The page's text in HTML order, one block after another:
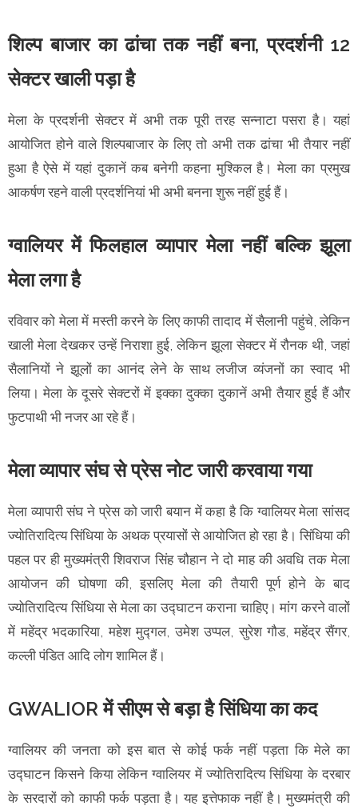
शिल्प बाजार का ढांचा तक नहीं बना, प्रदर्शनी 12
सेक्टर खाली पड़ा है
मेला के प्रदर्शनी सेक्टर में अभी तक पूरी तरह सन्नाटा पसरा है। यहां
आयोजित होने वाले शिल्पबाजार के लिए तो अभी तक ढांचा भी तैयार नहीं
हुआ है ऐसे में यहां दुकानें कब बनेगी कहना मुश्किल है। मेला का प्रमुख
आकर्षण रहने वाली प्रदर्शनियां भी अभी बनना शुरू नहीं हुई हैं।
ग्वालियर में फिलहाल व्यापार मेला नहीं बल्कि झूला
मेला लगा है
रविवार को मेला में मस्ती करने के लिए काफी तादाद में सैलानी पहुंचे, लेकिन
खाली मेला देखकर उन्हें निराशा हुई, लेकिन झूला सेक्टर में रौनक थी, जहां
सैलानियों ने झूलों का आनंद लेने के साथ लजीज व्यंजनों का स्वाद भी
लिया। मेला के दूसरे सेक्टरों में इक्का दुक्का दुकानें अभी तैयार हुई हैं और
फुटपाथी भी नजर आ रहे हैं।
मेला व्यापार संघ से प्रेस नोट जारी करवाया गया
मेला व्यापारी संघ ने प्रेस को जारी बयान में कहा है कि ग्वालियर मेला सांसद
ज्योतिरादित्य सिंधिया के अथक प्रयासों से आयोजित हो रहा है। सिंधिया की
पहल पर ही मुख्यमंत्री शिवराज सिंह चौहान ने दो माह की अवधि तक मेला
आयोजन की घोषणा की, इसलिए मेला की तैयारी पूर्ण होने के बाद
ज्योतिरादित्य सिंधिया से मेला का उद्घाटन कराना चाहिए। मांग करने वालों
में महेंद्र भदकारिया, महेश मुद्गल, उमेश उप्पल, सुरेश गौड, महेंद्र सैंगर,
कल्ली पंडित आदि लोग शामिल हैं।
GWALIOR में सीएम से बड़ा है सिंधिया का कद
ग्वालियर की जनता को इस बात से कोई फर्क नहीं पड़ता कि मेले का
उद्घाटन किसने किया लेकिन ग्वालियर में ज्योतिरादित्य सिंधिया के दरबार
के सरदारों को काफी फर्क पड़ता है। यह इत्तेफाक नहीं है। मुख्यमंत्री की